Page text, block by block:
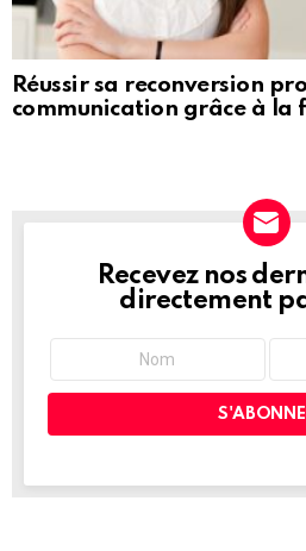
Réussir sa reconversion
communication grâce à la
NEWSLETTER
Recevez nos
directement